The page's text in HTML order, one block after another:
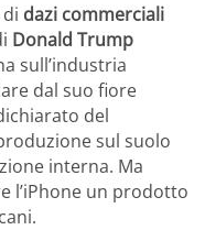
dazi commerciali
Donald Trump
sull’industria
dal suo fiore
del
sul suolo
interna. Ma
l’iPhone un prodotto